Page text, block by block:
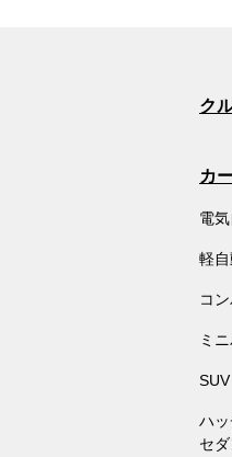
ク
カ
電
軽
コ
ミ
SUV
ハ
セ